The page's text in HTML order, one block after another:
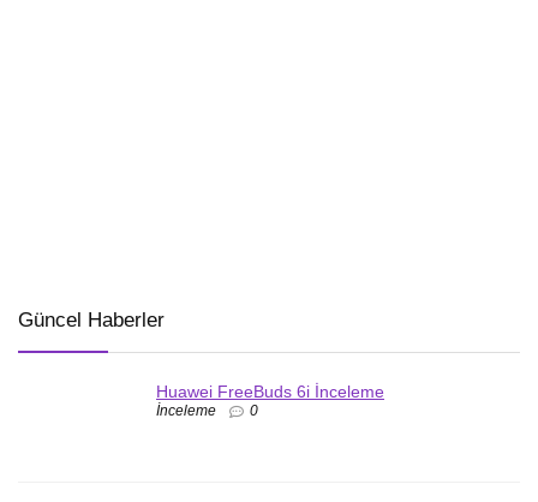
Güncel Haberler
Huawei FreeBuds 6i İnceleme
İnceleme 0